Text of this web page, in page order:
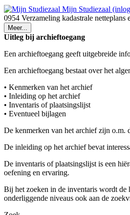
Mijn Studiezaal
0954 Verzameling kadastrale netteplans
Meer...
Uitleg bij archieftoegang
Een archieftoegang geeft uitgebreide
Een archieftoegang bestaat over het
• Kenmerken van het archief
• Inleiding op het archief
• Inventaris of plaatsingslijst
• Eventueel bijlagen
De kenmerken van het archief zijn o.m.
De inleiding op het archief bevat
De inventaris of plaatsingslijst is een
oefening en ervaring.
Bij het zoeken in de inventaris wordt de
onderliggende niveaus ook aan de